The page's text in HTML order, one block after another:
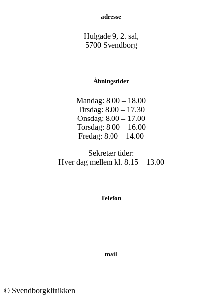
adresse
Hulgade 9, 2. sal,
​5700 Svendborg
Åbningstider
Mandag: 8.00 – 18.00
Tirsdag: 8.00 – 17.30
Onsdag: 8.00 – 17.00
Torsdag: 8.00 – 16.00
Fredag: 8.00 – 14.00
Sekretær tider:
Hver dag mellem kl. 8.15 – 13.00
Telefon
mail
© Svendborgklinikken